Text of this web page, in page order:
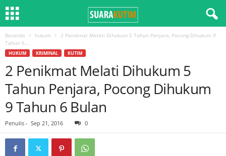
Beranda hukum
2 Penikmat Melati Dihukum 5 Tahun Penjara, Pocong Dihukum 9
Tahun 6...
HUKUM KRIMINAL KUTIM
2 Penikmat Melati Dihukum 5
Tahun Penjara, Pocong Dihukum
9 Tahun 6 Bulan
Penulis - Sep 21, 2016 0